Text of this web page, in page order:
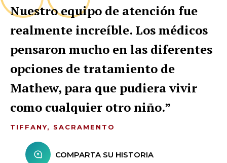
Nuestro equipo de atención fue
realmente increíble. Los médicos
pensaron mucho en las diferentes
opciones de tratamiento de
Mathew, para que pudiera vivir
como cualquier otro niño.
TIFFANY, SACRAMENTO
COMPARTA SU HISTORIA